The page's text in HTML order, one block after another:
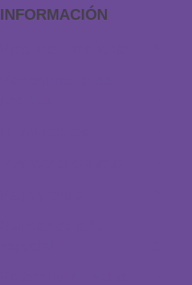
INFORMACIÓN